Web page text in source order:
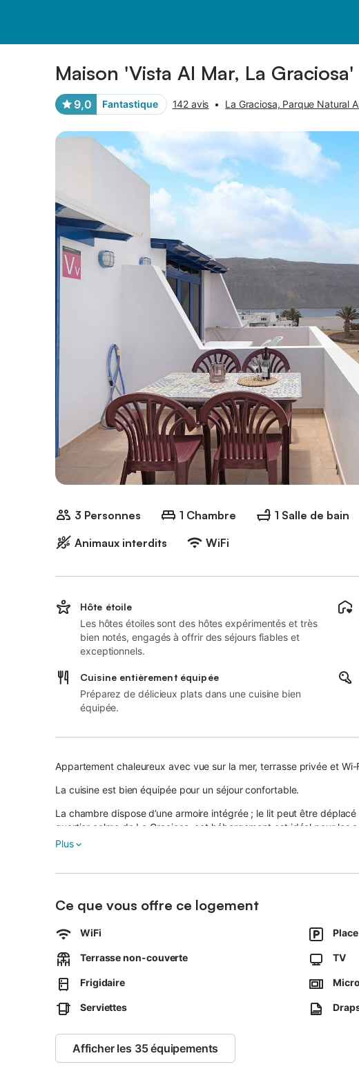
Maison 'Vista Al Mar, La
9,0 Fantastique 142 avis • La Graciosa, Parque Natural
3 Personnes 1 Chambre 1 Salle de bain
Animaux interdits
WiFi
Hôte étoile
Les hôtes étoiles sont des hôtes expérimentés et très
bien notés, engagés à offrir des séjours fiables et
exceptionnels.
Cuisine entièrement équipée
Préparez de délicieux plats dans une cuisine bien
équipée.
Appartement chaleureux avec vue sur la mer, terrasse privée et Wi-
La cuisine est bien équipée pour un séjour confortable.
La chambre dispose d’une armoire intégrée ; le lit peut être
quartier calme de La Graciosa, cet hébergement est idéal pour les
Profitez du calme et de la beauté de l’île depuis le confort de ce
Remarque : l’appartement ne dispose pas de lave-linge.
Veuillez noter qu’il n’y a pas de laverie sur l’île de La Graciosa.
Pour les longs séjours, nous ferons de notre mieux pour vous aider à
Plus
Ce que vous offre ce logement
WiFi
Terrasse non-couverte TV
Frigidaire
Serviettes
Afficher les 35 équipements